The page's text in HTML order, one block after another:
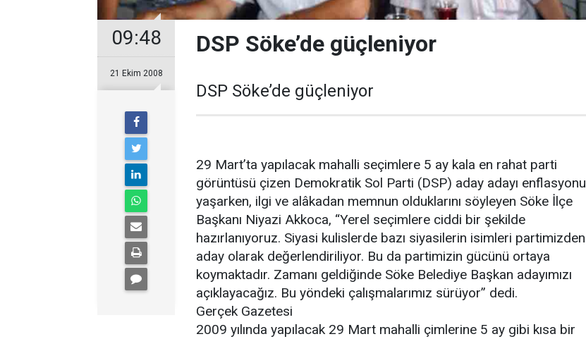
09:48
21 Ekim 2008
DSP Söke’de güçleniyor
DSP Söke’de güçleniyor
29 Mart’ta yapılacak mahalli seçimlere 5 ay kala en rahat parti
görüntüsü çizen Demokratik Sol Parti (DSP) aday adayı enflasyonu
yaşarken, ilgi ve alâkadan memnun olduklarını söyleyen Söke İlçe
Başkanı Niyazi Akkoca, “Yerel seçimlere ciddi bir şekilde
hazırlanıyoruz. Siyasi kulislerde bazı siyasilerin isimleri partimizden
aday olarak değerlendiriliyor. Bu da partimizin gücünü ortaya
koymaktadır. Zamanı geldiğinde Söke Belediye Başkan adayımızı
açıklayacağız. Bu yöndeki çalışmalarımız sürüyor” dedi.
Gerçek Gazetesi
2009 yılında yapılacak 29 Mart mahalli çimlerine 5 ay gibi kısa bir